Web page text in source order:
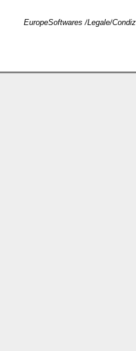
EuropeSoftwares /Legale/